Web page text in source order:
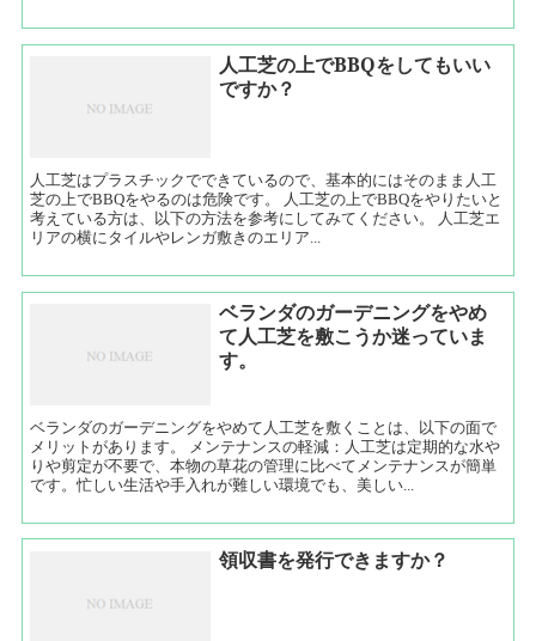
人工芝の上でBBQをしてもいい
ですか？
人工芝はプラスチックでできているので、基本的にはそのまま人工
芝の上でBBQをやるのは危険です。 人工芝の上でBBQをやりたいと
考えている方は、以下の方法を参考にしてみてください。 人工芝エ
リアの横にタイルやレンガ敷きのエリア...
ベランダのガーデニングをやめ
て人工芝を敷こうか迷っていま
す。
ベランダのガーデニングをやめて人工芝を敷くことは、以下の面で
メリットがあります。 メンテナンスの軽減：人工芝は定期的な水や
りや剪定が不要で、本物の草花の管理に比べてメンテナンスが簡単
です。忙しい生活や手入れが難しい環境でも、美しい...
領収書を発行できますか？